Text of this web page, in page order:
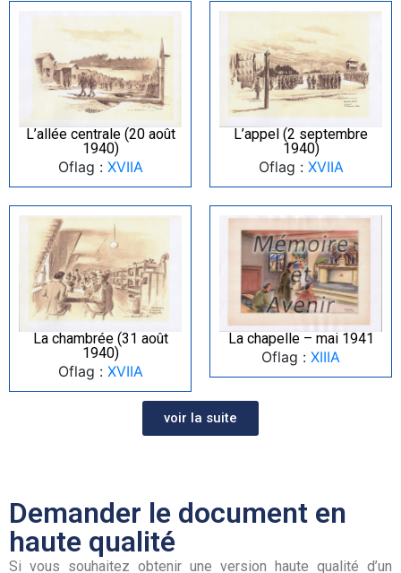
L’allée centrale (20 août
1940)
Oflag : XVIIA
L’appel (2 septembre
1940)
Oflag : XVIIA
La chambrée (31 août
1940)
Oflag : XVIIA
La chapelle – mai 1941
Oflag : XIIIA
voir la suite
Demander le document en
haute qualité
Si vous souhaitez obtenir une version haute qualité d’un